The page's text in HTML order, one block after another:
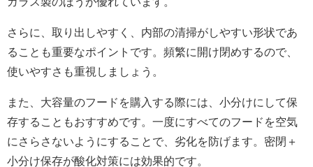
さらに、取り出しやすく、内部の清掃がしやすい形状であ
ることも重要なポイントです。頻繁に開け閉めするので、
使いやすさも重視しましょう。
また、大容量のフードを購入する際には、小分けにして保
存することもおすすめです。一度にすべてのフードを空気
にさらさないようにすることで、劣化を防げます。密閉＋
小分け保存が酸化対策には効果的です。